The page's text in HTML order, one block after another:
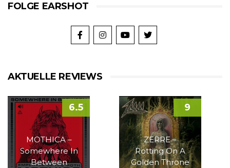
FOLGE EARSHOT
AKTUELLE REVIEWS
MOTHICA –
Somewhere In
Between
6.5
ZERRE –
Rotting On A
Golden Throne
9